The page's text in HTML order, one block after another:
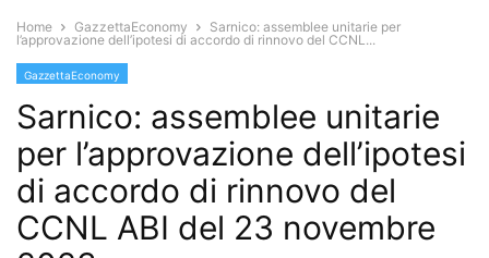
Home GazzettaEconomy
Sarnico: assemblee unitarie per
l’approvazione dell’ipotesi di accordo di rinnovo del CCNL...
GazzettaEconomy
Sarnico: assemblee unitarie
per l’approvazione dell’ipotesi
di accordo di rinnovo del
CCNL ABI del 23 novembre